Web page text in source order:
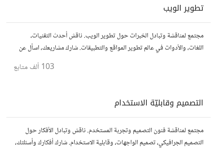
تطوير الويب
مجتمع لمناقشة وتبادل الخبرات حول تطوير الويب. ناقش أحدث التقنيات،
اللغات، والأدوات في عالم تطوير المواقع والتطبيقات. شارك مشاريعك، اسأل عن
103 ألف متابع
التصميم وقابليّة الاستخدام
مجتمع لمناقشة فنون التصميم وتجربة المستخدم. ناقش وتبادل الأفكار حول
التصميم الجرافيكي، تصميم الواجهات، وقابلية الاستخدام. شارك أفكارك وأسئلتك،